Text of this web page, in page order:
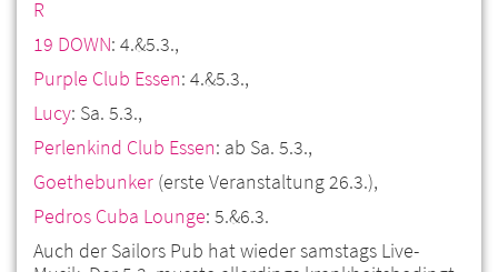
R
19 DOWN: 4.&5.3.,
Purple Club Essen: 4.&5.3.,
Lucy: Sa. 5.3.,
Perlenkind Club Essen: ab Sa. 5.3.,
Goethebunker (erste Veranstaltung 26.3.),
Pedros Cuba Lounge: 5.&6.3.
Auch der Sailors Pub hat wieder samstags Live-